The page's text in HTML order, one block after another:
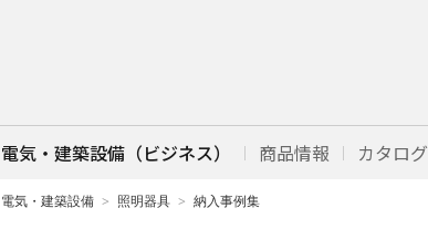
電気・建築設備（ビジネス） 商品情報 カタログ
電気・建築設備 照明器具 納入事例集